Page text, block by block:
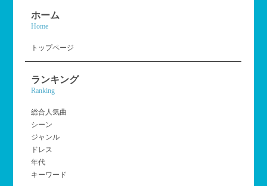
ホーム
Home
トップページ
ランキング
Ranking
総合人気曲
シーン
ジャンル
ドレス
年代
キーワード